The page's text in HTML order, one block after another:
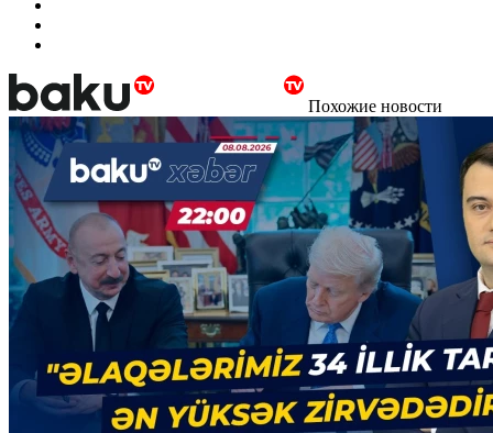
Похожие новости